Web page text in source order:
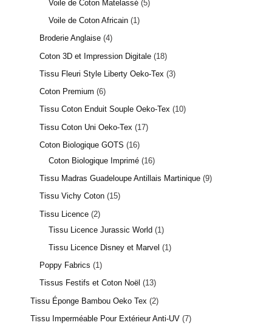
115 avis
Voile de Coton Matelassé 5
Voile de Coton Africain 1
Broderie Anglaise 4
Coton 3D et Impression Digitale 18
Tissu Fleuri Style Liberty Oeko-Tex 3
Coton Premium 6
Tissu Coton Enduit Souple Oeko-Tex
10
Tissu Coton Uni Oeko-Tex
17
Coton Biologique GOTS
16
Coton Biologique Imprimé 16
Tissu Madras Guadeloupe Antillais Martinique 9
Tissu Vichy Coton 15
Tissu Licence 2
Tissu Licence Jurassic World 1
Tissu Licence Disney et Marvel
1
Poppy Fabrics
1
Tissus Festifs et Coton Noël
13
Tissu Éponge Bambou Oeko Tex
2
Tissu Imperméable Pour Extérieur Anti-UV 7